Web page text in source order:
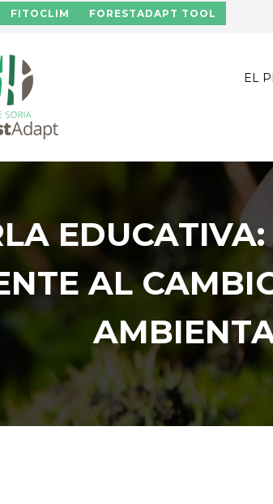
FITOCLIM FORESTADAPT TOOL
EL
EDUCATIVA:
AL